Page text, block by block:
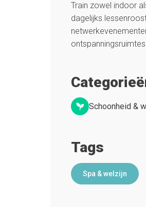
Train zowel indoor
dagelijks
Schoonheid &
Tags
Spa & welzijn